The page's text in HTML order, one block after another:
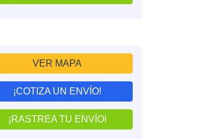
VER MAPA
¡COTIZA UN ENVÍO!
¡RASTREA TU ENVÍO!